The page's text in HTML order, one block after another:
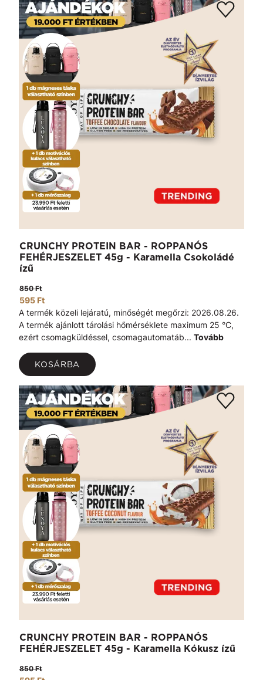
CRUNCHY PROTEIN BAR - ROPPANÓS
FEHÉRJESZELET 45g - Karamella Csokoládé
ízű
850 Ft
595 Ft
A termék közeli lejáratú, minőségét megőrzi: 2026.08.26.
A termék ajánlott tárolási hőmérséklete maximum 25 °C,
ezért csomagküldéssel, csomagautomatáb... Tovább
KOSÁRBA
CRUNCHY PROTEIN BAR - ROPPANÓS
FEHÉRJESZELET 45g - Karamella Kókusz ízű
850 Ft